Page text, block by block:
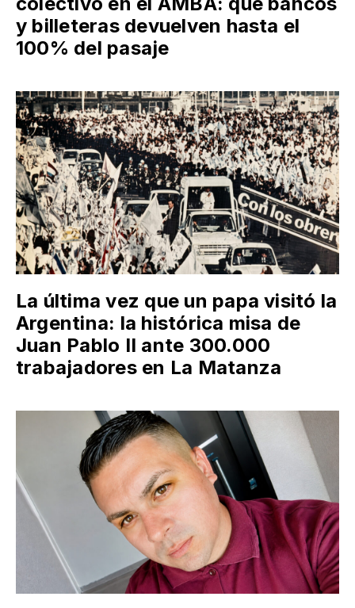
y billeteras devuelven hasta el
100% del pasaje
La última vez que un papa visitó la
Argentina: la histórica misa de
Juan Pablo II ante 300.000
trabajadores en La Matanza